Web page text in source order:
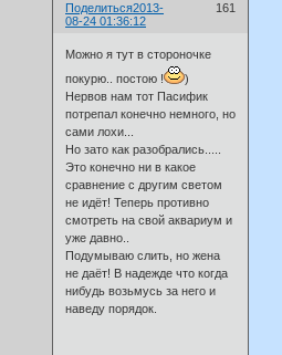
Поделиться 161
2013-
08-24 01:36:12
Можно я тут в стороночке
покурю.. постою !
)
Нервов нам тот Пасифик
потрепал конечно немного, но
сами лохи...
Но зато как разобрались.....
Это конечно ни в какое
сравнение с другим светом
не идёт! Теперь противно
смотреть на свой аквариум и
уже давно..
Подумываю слить, но жена
не даёт! В надежде что когда
нибудь возьмусь за него и
наведу порядок.